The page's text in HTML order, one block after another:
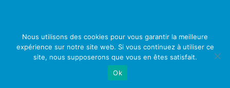
Nous utilisons des cookies pour vous garantir la meilleure
expérience sur notre site web. Si vous continuez à utiliser ce
site, nous supposerons que vous en êtes satisfait.
Ok